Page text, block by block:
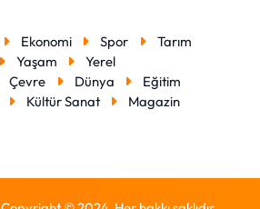
Ekonomi Spor
Tarım
Yaşam
Yerel
Çevre Dünya
Eğitim
Kültür Sanat
Magazin